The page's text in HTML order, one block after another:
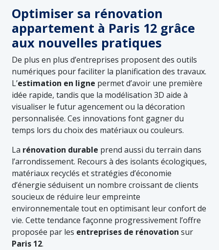
Optimiser sa rénovation
appartement à Paris 12 grâce
aux nouvelles pratiques
De plus en plus d’entreprises proposent des outils
numériques pour faciliter la planification des travaux.
L’estimation en ligne permet d’avoir une première
idée rapide, tandis que la modélisation 3D aide à
visualiser le futur agencement ou la décoration
personnalisée. Ces innovations font gagner du
temps lors du choix des matériaux ou couleurs.
La rénovation durable prend aussi du terrain dans
l’arrondissement. Recours à des isolants écologiques,
matériaux recyclés et stratégies d’économie
d’énergie séduisent un nombre croissant de clients
soucieux de réduire leur empreinte
environnementale tout en optimisant leur confort de
vie. Cette tendance façonne progressivement l’offre
proposée par les entreprises de rénovation sur
Paris 12.